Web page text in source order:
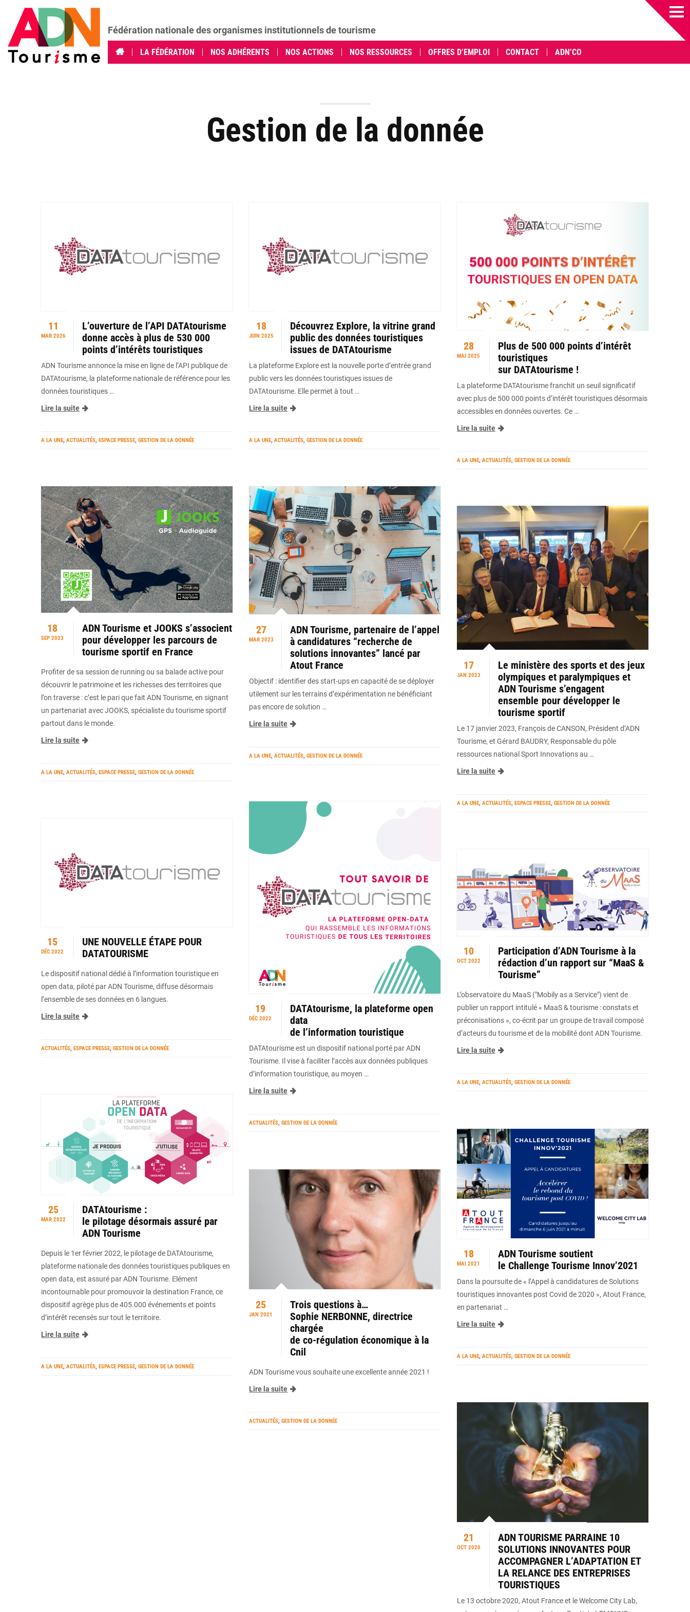
Fédération nationale des organismes institutionnels de tourisme
LA FÉDÉRATION NOS ADHÉRENTS NOS ACTIONS NOS RESSOURCES OFFRES D’EMPLOI CONTACT ADN’CO
Gestion de la donnée
11
MAR 2026
L’ouverture de l’API DATAtourisme
donne accès à plus de 530 000
points d’intérêts touristiques
ADN Tourisme annonce la mise en ligne de l’API publique de
DATAtourisme, la plateforme nationale de référence pour les
données touristiques …
Lire la suite
A LA UNE, ACTUALITÉS, ESPACE PRESSE, GESTION DE LA DONNÉE
18
JUIN 2025
Découvrez Explore, la vitrine grand
public des données touristiques
issues de DATAtourisme
La plateforme Explore est la nouvelle porte d’entrée grand
public vers les données touristiques issues de
DATAtourisme. Elle permet à tout …
Lire la suite
A LA UNE, ACTUALITÉS, GESTION DE LA DONNÉE
28
MAI 2025
Plus de 500 000 points d’intérêt
touristiques
sur DATAtourisme !
La plateforme DATAtourisme franchit un seuil significatif
avec plus de 500 000 points d’intérêt touristiques désormais
accessibles en données ouvertes. Ce …
Lire la suite
A LA UNE, ACTUALITÉS, GESTION DE LA DONNÉE
18
SEP 2023
ADN Tourisme et JOOKS s’associent
pour développer les parcours de
tourisme sportif en France
Profiter de sa session de running ou sa balade active pour
découvrir le patrimoine et les richesses des territoires que
l’on traverse : c’est le pari que fait ADN Tourisme, en signant
un partenariat avec JOOKS, spécialiste du tourisme sportif
partout dans le monde.
Lire la suite
A LA UNE, ACTUALITÉS, ESPACE PRESSE, GESTION DE LA DONNÉE
27
MAR 2023
ADN Tourisme, partenaire de l’appel
à candidatures “recherche de
solutions innovantes” lancé par
Atout France
Objectif : identifier des start-ups en capacité de se déployer
utilement sur les terrains d’expérimentation ne bénéficiant
pas encore de solution …
Lire la suite
A LA UNE, ACTUALITÉS, GESTION DE LA DONNÉE
17
JAN 2023
Le ministère des sports et des jeux
olympiques et paralympiques et
ADN Tourisme s’engagent
ensemble pour développer le
tourisme sportif
Le 17 janvier 2023, François de CANSON, Président d’ADN
Tourisme, et Gérard BAUDRY, Responsable du pôle
ressources national Sport Innovations au …
Lire la suite
A LA UNE, ACTUALITÉS, ESPACE PRESSE, GESTION DE LA DONNÉE
19
DÉC 2022
DATAtourisme, la plateforme open
data
de l’information touristique
DATAtourisme est un dispositif national porté par ADN
Tourisme. Il vise à faciliter l’accès aux données publiques
d’information touristique, au moyen …
Lire la suite
ACTUALITÉS, GESTION DE LA DONNÉE
15
DÉC 2022
UNE NOUVELLE ÉTAPE POUR
DATATOURISME
Le dispositif national dédié à l’information touristique en
open data, piloté par ADN Tourisme, diffuse désormais
l’ensemble de ses données en 6 langues.
Lire la suite
ACTUALITÉS, ESPACE PRESSE, GESTION DE LA DONNÉE
10
OCT 2022
Participation d’ADN Tourisme à la
rédaction d’un rapport sur “MaaS &
Tourisme”
L’observatoire du MaaS ("Mobily as a Service") vient de
publier un rapport intitulé « MaaS & tourisme : constats et
préconisations », co-écrit par un groupe de travail composé
d’acteurs du tourisme et de la mobilité dont ADN Tourisme.
Lire la suite
A LA UNE, ACTUALITÉS, GESTION DE LA DONNÉE
25
MAR 2022
DATAtourisme :
le pilotage désormais assuré par
ADN Tourisme
Depuis le 1er février 2022, le pilotage de DATAtourisme,
plateforme nationale des données touristiques publiques en
open data, est assuré par ADN Tourisme. Elément
incontournable pour promouvoir la destination France, ce
dispositif agrège plus de 405.000 événements et points
d’intérêt recensés sur tout le territoire.
Lire la suite
A LA UNE, ACTUALITÉS, ESPACE PRESSE, GESTION DE LA DONNÉE
18
MAI 2021
ADN Tourisme soutient
le Challenge Tourisme Innov’2021
Dans la poursuite de « l’Appel à candidatures de Solutions
touristiques innovantes post Covid de 2020 », Atout France,
en partenariat …
Lire la suite
A LA UNE, ACTUALITÉS, GESTION DE LA DONNÉE
25
JAN 2021
Trois questions à…
Sophie NERBONNE, directrice
chargée
de co-régulation économique à la
Cnil
ADN Tourisme vous souhaite une excellente année 2021 !
Lire la suite
ACTUALITÉS, GESTION DE LA DONNÉE
21
OCT 2020
ADN TOURISME PARRAINE 10
SOLUTIONS INNOVANTES POUR
ACCOMPAGNER L’ADAPTATION ET
LA RELANCE DES ENTREPRISES
TOURISTIQUES
Le 13 octobre 2020, Atout France et le Welcome City Lab,